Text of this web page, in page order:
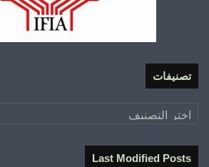
تصنيفات
تصنيفات
Last Modified Posts